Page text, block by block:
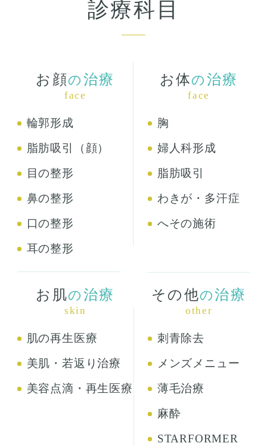
診療科目
お顔の 治療
face
輪郭形成
脂肪吸引（顔）
目の整形
鼻の整形
口の整形
耳の整形
お体の 治療
face
胸
婦人科形成
脂肪吸引
わきが・多汗症
へその施術
お肌の 治療
skin
肌の再生医療
美肌・若返り治療
美容点滴・再生医療
その他の治療
other
刺青除去
メンズメニュー
薄毛治療
麻酔
STARFORMER